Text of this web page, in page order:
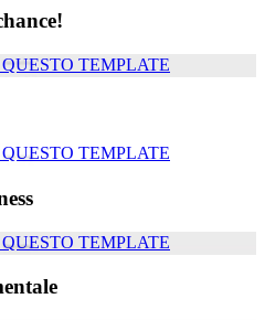
TEMPLATE
TEMPLATE
TEMPLATE